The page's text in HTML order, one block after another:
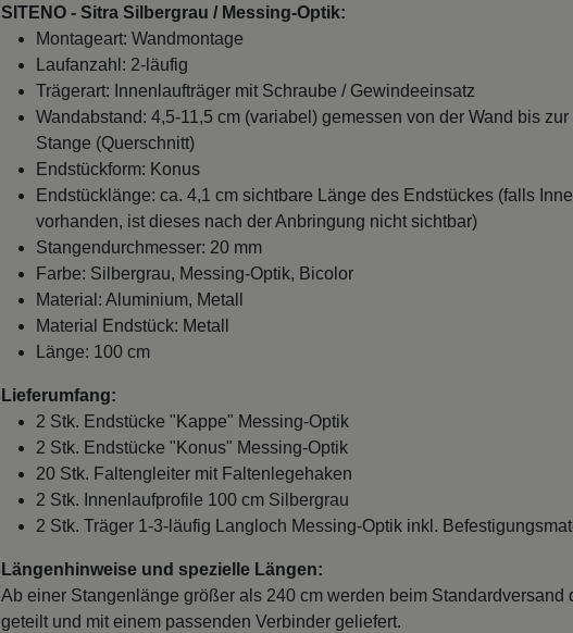
SITENO - Sitra Silbergrau / Messing-Optik:
Montageart: Wandmontage
Laufanzahl: 2-läufig
Trägerart: Innenlaufträger mit Schraube / Gewindeeinsatz
Wandabstand: 4,5-11,5 cm (variabel) gemessen von der Wand bis zur
Stange (Querschnitt)
Endstückform: Konus
Endstücklänge: ca. 4,1 cm sichtbare Länge des Endstückes (falls
vorhanden, ist dieses nach der Anbringung nicht sichtbar)
Stangendurchmesser: 20 mm
Farbe: Silbergrau, Messing-Optik, Bicolor
Material: Aluminium, Metall
Material Endstück: Metall
Länge: 100 cm
Lieferumfang:
2 Stk. Endstücke "Kappe" Messing-Optik
2 Stk. Endstücke "Konus" Messing-Optik
20 Stk. Faltengleiter mit Faltenlegehaken
2 Stk. Innenlaufprofile 100 cm Silbergrau
2 Stk. Träger 1-3-läufig Langloch Messing-Optik inkl.
Längenhinweise und spezielle Längen:
Ab einer Stangenlänge größer als 240 cm werden beim Standardversand
geteilt und mit einem passenden Verbinder geliefert.